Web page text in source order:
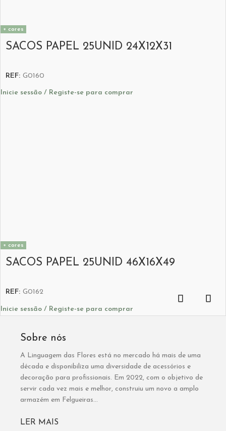
+ cores
SACOS PAPEL 25UNID 24X12X31
REF: G0160
Inicie sessão / Registe-se para comprar
+ cores
SACOS PAPEL 25UNID 46X16X49
REF: G0162
Inicie sessão / Registe-se para comprar
Sobre nós
A Linguagem das Flores está no mercado há mais de uma
década e disponibiliza uma diversidade de acessórios e
decoração para profissionais. Em 2022, com o objetivo de
servir cada vez mais e melhor, construiu um novo a amplo
armazém em Felgueiras...
LER MAIS